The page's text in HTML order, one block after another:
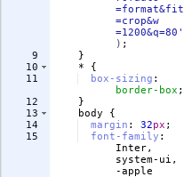
9
10
11
12
13
14
15
=format&fit
=crop&w
=1200&q=80'
) ;
}
    *
{
box-sizing :
border-box ;
}
body
{
margin : 32px ;
font-family :
Inter,
system-ui,
-apple